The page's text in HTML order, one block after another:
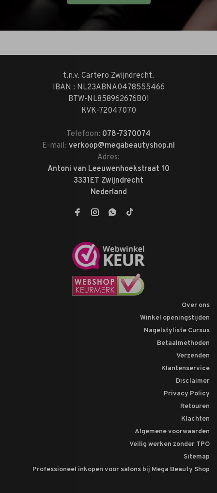
t.n.v. Cartero Zwijndrecht.
IBAN : NL23ABNA0478555466
BTW-NL858962676B01
KVK-72047070
Telefoon: 078-7370074
E-mail: verkoop@megabeautyshop.nl
Adres:
Antoni van Leeuwenhoekstraat 10
3331ET Zwijndrecht
Nederland
Over ons
Winkel openingstijden
Nagelstyliste Cursus
Betaalmethoden
Verzenden
Klantenservice
Disclaimer
Privacy Policy
Retouren
Klachten
Algemene voorwaarden
Veilig werken zonder TPO
Sitemap
Professioneel inkopen voor salons bij Mega Beauty Shop